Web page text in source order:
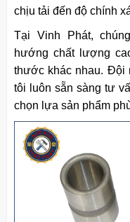
chịu tải đến độ chính
Tại Vinh Phát,
hướng chất lượng
thước khác nhau. Đội
tôi luôn sẵn sàng tư
chọn lựa sản phẩm